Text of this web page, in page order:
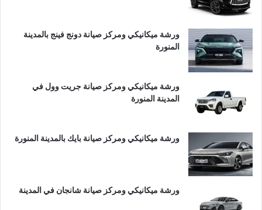
ورشة ميكانيكي ومركز صيانة دونج فينج بالمدينة
المنورة
ورشة ميكانيكي ومركز صيانة جريت وول في
المدينة المنورة
ورشة ميكانيكي ومركز صيانة بايك بالمدينة المنورة
ورشة ميكانيكي ومركز صيانة شانجان في المدينة